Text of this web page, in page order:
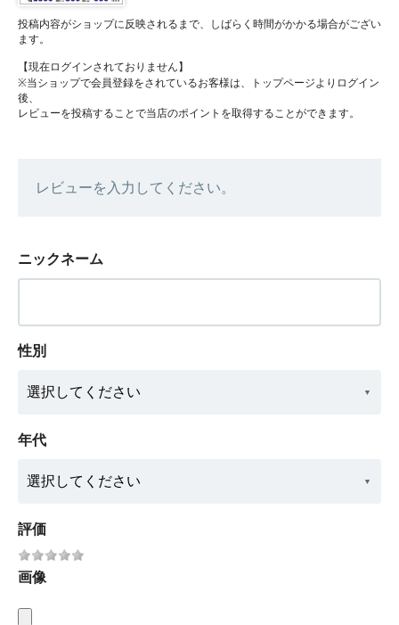
投稿内容がショップに反映されるまで、しばらく時間がかかる場合がござい
ます。
【現在ログインされておりません】
※当ショップで会員登録をされているお客様は、トップページよりログイン
後、
レビューを投稿することで当店のポイントを取得することができます。
レビューを入力してください。
ニックネーム
性別
年代
評価
画像